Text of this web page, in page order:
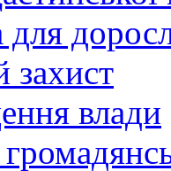
для
захист
влади